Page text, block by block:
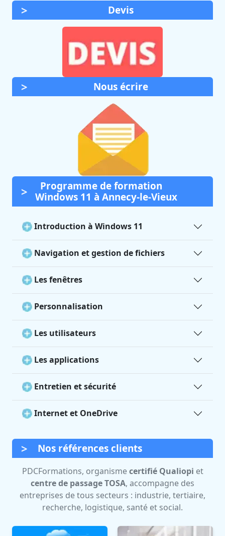
Devis
Nous écrire
Programme de formation
Windows 11 à Annecy-le-Vieux
Introduction à Windows 11
Navigation et gestion de fichiers
Les fenêtres
Personnalisation
Les utilisateurs
Les applications
Entretien et sécurité
Internet et OneDrive
Nos références clients
PDCFormations, organismecertifié Qualiopi et
centre de passage TOSA, accompagne des
entreprises de tous secteurs : industrie, tertiaire,
recherche, logistique, santé et social.